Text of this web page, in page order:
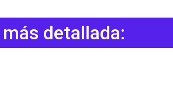
detallada: